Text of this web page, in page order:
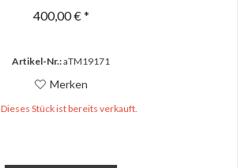
400,00 € *
Artikel-Nr.:aTM19171
Merken
Dieses Stück ist bereits verkauft.